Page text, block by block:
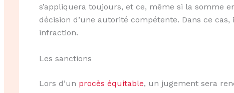
s’appliquera toujours, et ce, même si la somme
décision d’une autorité compétente. Dans ce
infraction.
Les sanctions
Lors d’un procès équitable, un jugement sera